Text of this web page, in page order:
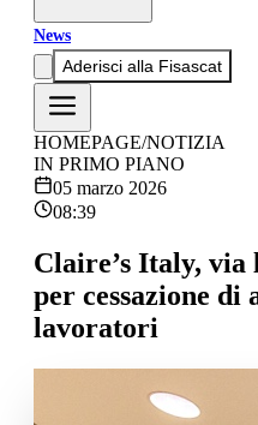
News
Aderisci alla Fisascat
HOMEPAGE/NOTIZIA
IN PRIMO PIANO
05 marzo 2026
08:39
Claire’s Italy,
per cessazione di
lavoratori